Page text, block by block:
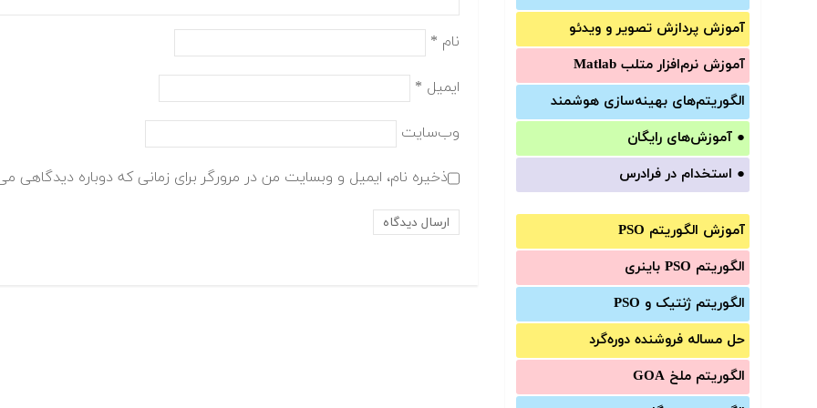
آموزش‌ پردازش تصویر و ویدئو
آموزش‌ نرم‌افزار متلب Matlab
الگوریتم‌های بهینه‌سازی هوشمند
● آموزش‌های رایگان
● استخدام در فرادرس
آموزش الگوریتم PSO
الگوریتم PSO باینری
الگوریتم ژنتیک و PSO
حل مساله فروشنده دوره‌گرد
الگوریتم ملخ GOA
نام *
ایمیل *
وب‌سایت
ذخیره نام، ایمیل و وبسایت من در مرورگر برای زمانی که دوباره دیدگاهی